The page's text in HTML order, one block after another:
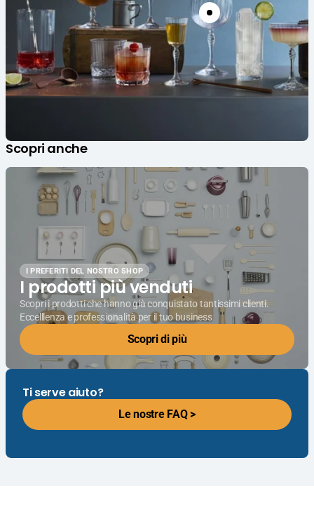
Scopri anche
I PREFERITI DEL NOSTRO SHOP
I prodotti più venduti
Scopri i prodotti che hanno già conquistato tantissimi clienti.
Eccelllenza e professionalità per il tuo business
Scopri di più
Ti serve aiuto?
Le nostre FAQ >